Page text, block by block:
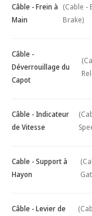
Câble - Frein à
Main
(Cable -
Brake)
Câble -
Déverrouillage du
Capot
Câble - Indicateur
de Vitesse
Cable - Support à
Hayon
Câble - Levier de